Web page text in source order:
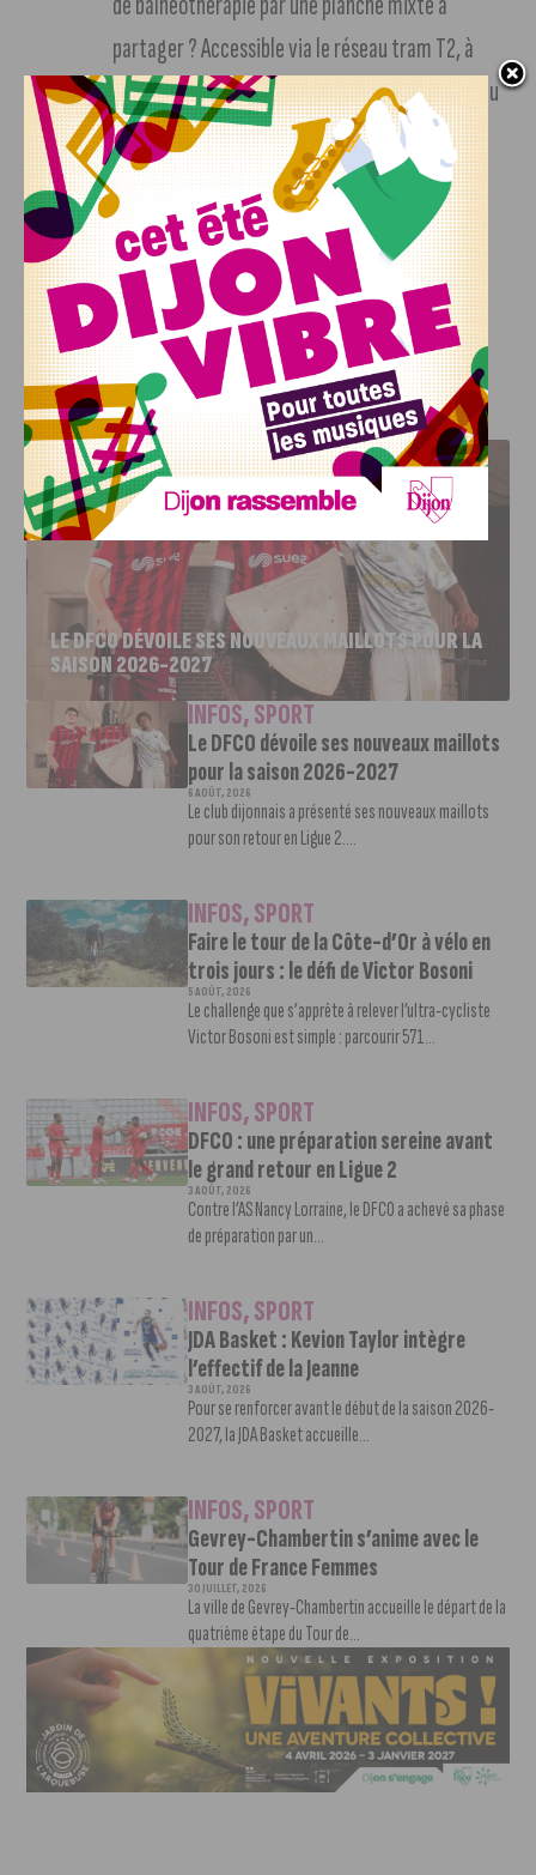
partager ? Accessible via le réseau tram T2, à
l’arrêt Europe. L’entrée se fait sur réservation au
03.73.55.04.18
Deux conseils : arrivez tôt, et privilégiez les
transports en commun !
Crédit photo :Depositphotos
J'AIME LE DFCO
LE DFCO DÉVOILE SES NOUVEAUX MAILLOTS POUR LA
SAISON 2026-2027
INFOS,SPORT
Le DFCO dévoile ses nouveaux maillots
pour la saison 2026-2027
6 AOÛT, 2026
Le club dijonnais a présenté ses nouveaux maillots
pour son retour en Ligue 2....
INFOS,SPORT
Faire le tour de la Côte-d’Or à vélo en
trois jours : le défi de Victor Bosoni
5 AOÛT, 2026
Le challenge que s’apprête à relever l’ultra-cycliste
Victor Bosoni est simple : parcourir 571...
INFOS,SPORT
DFCO : une préparation sereine avant
le grand retour en Ligue 2
3 AOÛT, 2026
Contre l’AS Nancy Lorraine, le DFCO a achevé sa phase
de préparation par un...
INFOS,SPORT
JDA Basket : Kevion Taylor intègre
l’effectif de la Jeanne
3 AOÛT, 2026
Pour se renforcer avant le début de la saison 2026-
2027, la JDA Basket accueille...
INFOS,SPORT
Gevrey-Chambertin s’anime avec le
Tour de France Femmes
30 JUILLET, 2026
La ville de Gevrey-Chambertin accueille le départ de la
quatrième étape du Tour de...